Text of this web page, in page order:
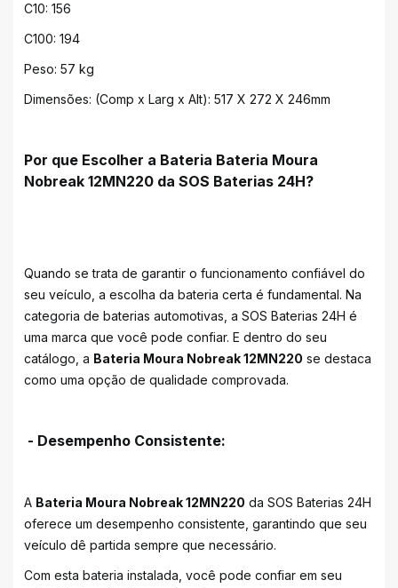
C10: 156
C100: 194
Peso: 57 kg
Dimensões: (Comp x Larg x Alt): 517 X 272 X 246mm
Por que Escolher a Bateria Bateria Moura
Nobreak 12MN220 da SOS Baterias 24H?
Quando se trata de garantir o funcionamento confiável do
seu veículo, a escolha da bateria certa é fundamental. Na
categoria de baterias automotivas, a SOS Baterias 24H é
uma marca que você pode confiar. E dentro do seu
catálogo, a Bateria Moura Nobreak 12MN220 se destaca
como uma opção de qualidade comprovada.
- Desempenho Consistente:
A Bateria Moura Nobreak 12MN220 da SOS Baterias 24H
oferece um desempenho consistente, garantindo que seu
veículo dê partida sempre que necessário.
Com esta bateria instalada, você pode confiar em seu